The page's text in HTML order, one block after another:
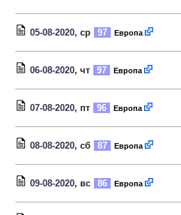
05-08-2020, ср 97 Европа
06-08-2020, чт 97 Европа
07-08-2020, пт 96 Европа
08-08-2020, сб 87 Европа
09-08-2020, вс 86 Европа